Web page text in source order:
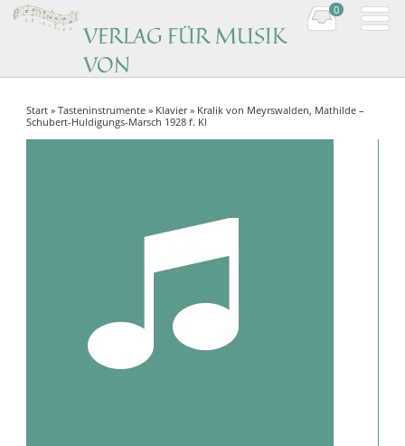
VERLAG FÜR MUSIK
VON
Music by women composers
0
Start »Tasteninstrumente » Klavier» Kralik von Meyrswalden, Mathilde –
Schubert-Huldigungs-Marsch 1928 f. Kl